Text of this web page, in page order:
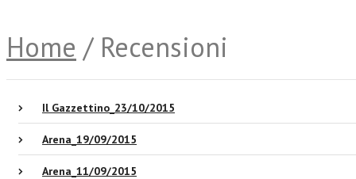
Home / Recensioni
Il Gazzettino_23/10/2015
Arena_19/09/2015
Arena_11/09/2015